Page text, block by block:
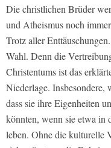
Die christlichen Brüder
und Atheismus noch
Trotz aller
Wahl. Denn die
Christentums ist das
Niederlage. Insbesondere,
dass sie ihre Eigenheiten
könnten, wenn sie etwa in
leben. Ohne die kulturelle